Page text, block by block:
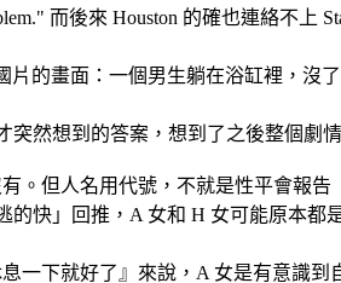
而後來 Houston 的確也連絡不上
的畫面：一個男生躺在浴缸裡，沒
然想到的答案，想到了之後整個
。但人名用代號，不就是性平會報
的快」回推，A 女和 H 女可能原本都
一下就好了』來說，A 女是有意識